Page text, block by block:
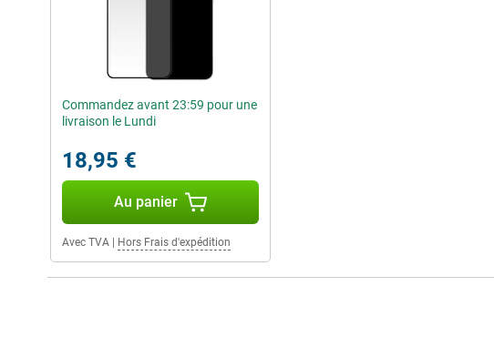
Commandez avant 23:59 pour une
livraison le Lundi
18,95 €
Au panier
Avec TVA Hors Frais d'expédition